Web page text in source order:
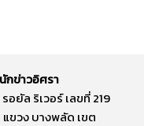
กข่าวอิศรา
อยัล ริเวอร์ เลขที่ 219
ขวง บางพลัด เขต